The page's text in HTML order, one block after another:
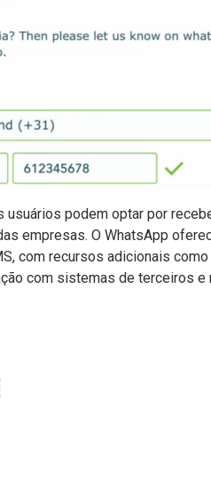
podem optar por
empresas. O WhatsApp
com recursos adicionais
com sistemas de terceiros e